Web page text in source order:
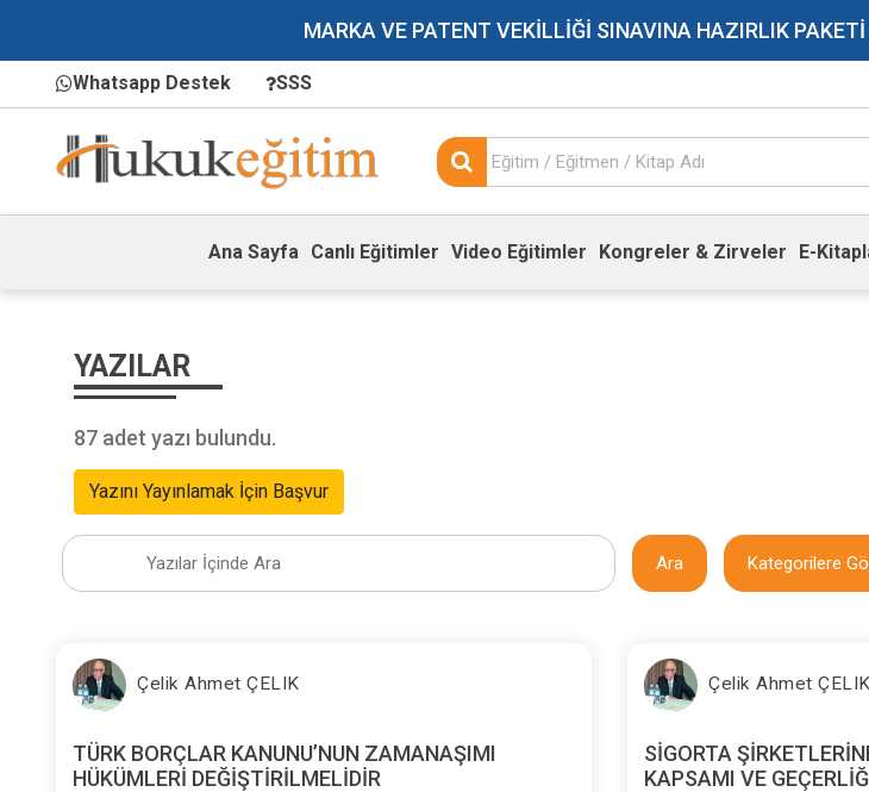
MARKA VE PATENT VEKİLLİĞİ SINAVINA HAZIRLIK
Whatsapp Destek SSS
Ana Sayfa Canlı Eğitimler Video Eğitimler Kongreler & Zirveler E-
YAZILAR
87 adet yazı bulundu.
Yazını Yayınlamak İçin Başvur
Ara Kategorilere
Çelik Ahmet ÇELIK
TÜRK BORÇLAR KANUNU’NUN ZAMANAŞIMI
HÜKÜMLERİ DEĞİŞTİRİLMELİDİR
Çelik Ahmet ÇELIK
SİGORTA
KAPSAMI VE